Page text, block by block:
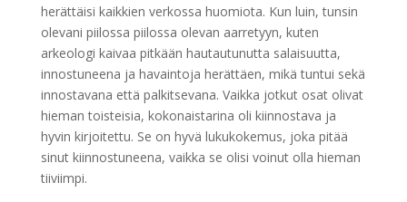
herättäisi kaikkien verkossa huomiota. Kun luin, tunsin
olevani piilossa piilossa olevan aarretyyn, kuten
arkeologi kaivaa pitkään hautautunutta salaisuutta,
innostuneena ja havaintoja herättäen, mikä tuntui sekä
innostavana että palkitsevana. Vaikka jotkut osat olivat
hieman toisteisia, kokonaistarina oli kiinnostava ja
hyvin kirjoitettu. Se on hyvä lukukokemus, joka pitää
sinut kiinnostuneena, vaikka se olisi voinut olla hieman
tiiviimpi.